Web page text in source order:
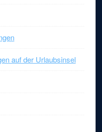
auf der Urlaubsinsel